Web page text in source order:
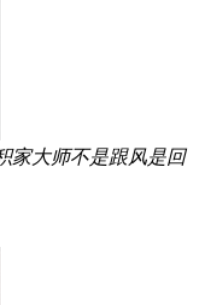
家大师不是跟风是回